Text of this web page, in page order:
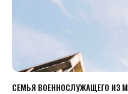
СЕМЬЯ ВОЕННОСЛУЖАЩЕГО ИЗ